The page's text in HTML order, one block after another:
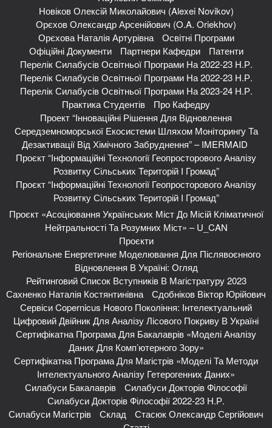
Новіков Олексій Миколайович (Alexei Novikov)
Орєхов Олександр Арсенійович (O.A. Oriekhov)
Орєхова Наталія Артурівна
Освітні Програми
Офіційні Документи
Партнери Кафедри
Патенти
Перелік Силабусів Освітньої Програми На 2022-23 Н.р.
Перелік Силабусів Освітньої Програми На 2022-23 Н.р.
Перелік Силабусів Освітньої Програми На 2023-24 Н.р.
Практика Студентів
Про Кафедру
Проект “Інноваційні Рішення Для Відновлення
Середземноморської Екосистеми Шляхом Моніторингу Та
Дезактивації Від Хімічного Забруднення” – IMERMAID
Проєкт “Інформаційні Технології Геопросторового Аналізу
Розвитку Сільських Територій І Громад”
Проєкт “Інформаційні Технології Геопросторового Аналізу
Розвитку Сільських Територій І Громад”
Проєкт «Асоціювання Українських Міст До Місій Кліматичної
Нейтральності Та Розумних Міст» – U_CAN
Проєкти
Регіональне Енергетичне Моделювання Для Післявоєнного
Відновлення В Україні: Огляд
Рейтинговий Список Вступників В Магістратуру 2023
Сахненко Наталія Костянтинівна
Сдобніков Віктор Юрійович
Сервіси Copernicus Нового Покоління: Інтелектуальний
Цифровий Двійник Для Аналізу Лісового Покриву В Україні
Сертифікатна Програма Для Бакалаврів «Моделі Аналізу
Даних Для Комп’ютерного Зору»
Сертифікатна Програма Для Магістрів «Моделі Та Методи
Інтелектуального Аналізу Гетерогенних Даних»
Силабуси Бакалаврів
Силабуси Докторів Філософії
Силабуси Докторів Філософії 2022-23 Н.р.
Силабуси Магістрів
Склад
Стасюк Олександр Сергійович